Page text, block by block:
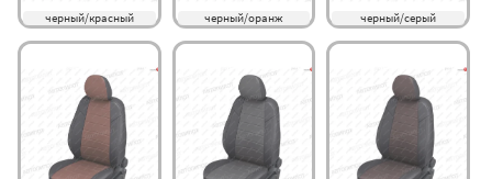
черный/красный черный/оранж черный/серый